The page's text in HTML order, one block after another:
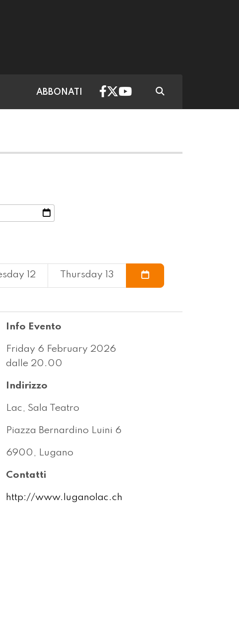
ABBONATI
12 Thursday 13
Info Evento
Friday 6 February 2026
dalle 20.00
Indirizzo
Lac, Sala Teatro
Piazza Bernardino Luini 6
6900, Lugano
Contatti
http://www.luganolac.ch